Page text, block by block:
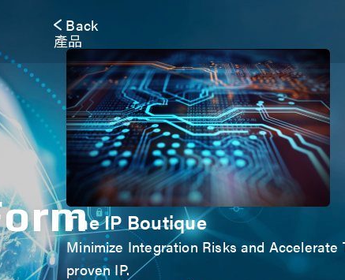
Back
產品
The IP Boutique
Minimize Integration Risks and
proven IP.